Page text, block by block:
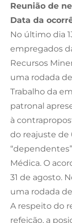
Reunião de
Data da
No último dia
empregados
Recursos
uma rodada
Trabalho da
patronal
à
do reajuste de
Médica. O
31 de agosto.
uma rodada
A respeito do
refeição, a